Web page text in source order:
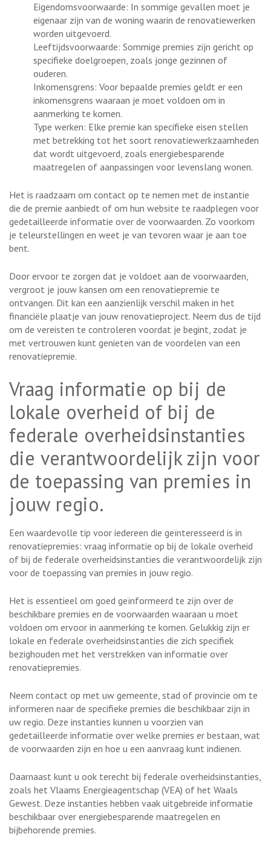
Eigendomsvoorwaarde: In sommige gevallen moet je
eigenaar zijn van de woning waarin de renovatiewerken
worden uitgevoerd.
Leeftijdsvoorwaarde: Sommige premies zijn gericht op
specifieke doelgroepen, zoals jonge gezinnen of
ouderen.
Inkomensgrens: Voor bepaalde premies geldt er een
inkomensgrens waaraan je moet voldoen om in
aanmerking te komen.
Type werken: Elke premie kan specifieke eisen stellen
met betrekking tot het soort renovatiewerkzaamheden
dat wordt uitgevoerd, zoals energiebesparende
maatregelen of aanpassingen voor levenslang wonen.
Het is raadzaam om contact op te nemen met de instantie
die de premie aanbiedt of om hun website te raadplegen voor
gedetailleerde informatie over de voorwaarden. Zo voorkom
je teleurstellingen en weet je van tevoren waar je aan toe
bent.
Door ervoor te zorgen dat je voldoet aan de voorwaarden,
vergroot je jouw kansen om een renovatiepremie te
ontvangen. Dit kan een aanzienlijk verschil maken in het
financiële plaatje van jouw renovatieproject. Neem dus de tijd
om de vereisten te controleren voordat je begint, zodat je
met vertrouwen kunt genieten van de voordelen van een
renovatiepremie.
Vraag informatie op bij de
lokale overheid of bij de
federale overheidsinstanties
die verantwoordelijk zijn voor
de toepassing van premies in
jouw regio.
Een waardevolle tip voor iedereen die geïnteresseerd is in
renovatiepremies: vraag informatie op bij de lokale overheid
of bij de federale overheidsinstanties die verantwoordelijk zijn
voor de toepassing van premies in jouw regio.
Het is essentieel om goed geïnformeerd te zijn over de
beschikbare premies en de voorwaarden waaraan u moet
voldoen om ervoor in aanmerking te komen. Gelukkig zijn er
lokale en federale overheidsinstanties die zich specifiek
bezighouden met het verstrekken van informatie over
renovatiepremies.
Neem contact op met uw gemeente, stad of provincie om te
informeren naar de specifieke premies die beschikbaar zijn in
uw regio. Deze instanties kunnen u voorzien van
gedetailleerde informatie over welke premies er bestaan, wat
de voorwaarden zijn en hoe u een aanvraag kunt indienen.
Daarnaast kunt u ook terecht bij federale overheidsinstanties,
zoals het Vlaams Energieagentschap (VEA) of het Waals
Gewest. Deze instanties hebben vaak uitgebreide informatie
beschikbaar over energiebesparende maatregelen en
bijbehorende premies.